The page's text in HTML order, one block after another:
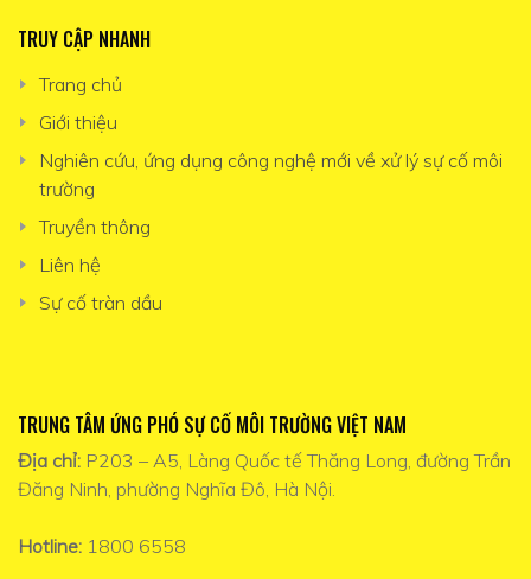
TRUY CẬP NHANH
Trang chủ
Giới thiệu
Nghiên cứu, ứng dụng công nghệ mới về xử lý sự cố môi
trường
Truyền thông
Liên hệ
Sự cố tràn dầu
TRUNG TÂM ỨNG PHÓ SỰ CỐ MÔI TRƯỜNG VIỆT NAM
Địa chỉ: P203 – A5, Làng Quốc tế Thăng Long, đường Trần
Đăng Ninh, phường Nghĩa Đô, Hà Nội.
Hotline: 1800 6558